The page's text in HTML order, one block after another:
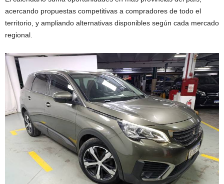
acercando propuestas competitivas a compradores de todo el
territorio, y ampliando alternativas disponibles según cada mercado
regional.